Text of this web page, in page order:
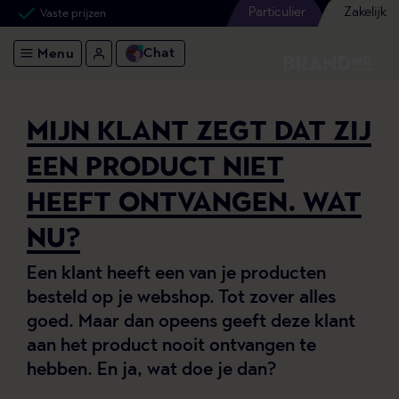
Vaste prijzen Particulier Zakelijk
Menu Chat
MIJN KLANT ZEGT DAT ZIJ
EEN PRODUCT NIET
HEEFT ONTVANGEN. WAT
NU?
Een klant heeft een van je producten
besteld op je webshop. Tot zover alles
goed. Maar dan opeens geeft deze klant
aan het product nooit ontvangen te
hebben. En ja, wat doe je dan?